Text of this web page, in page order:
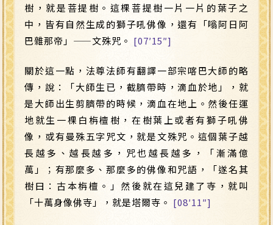
樹，就是菩提樹。這棵菩提樹一片一片的葉子之
中，皆有自然生成的獅子吼佛像，還有「嗡阿日阿
巴雜那帝」 ——文殊咒。 [07′15″]
關於這一點，法尊法師有翻譯一部宗喀巴大師的略
傳，說：「大師生已，截臍帶時，滴血於地」，就
是大師出生剪臍帶的時候，滴血在地上。然後任運
地就生一棵白栴檀樹，在樹葉上或者有獅子吼佛
像，或有曼殊五字咒文，就是文殊咒。這個葉子越
長越多、越長越多，咒也越長越多，「漸滿億
萬」；有那麼多、那麼多的佛像和咒語，「遂名其
樹曰：古本栴檀。」然後就在這兒建了寺，就叫
「十萬身像佛寺」，就是塔爾寺。 [08′11″]